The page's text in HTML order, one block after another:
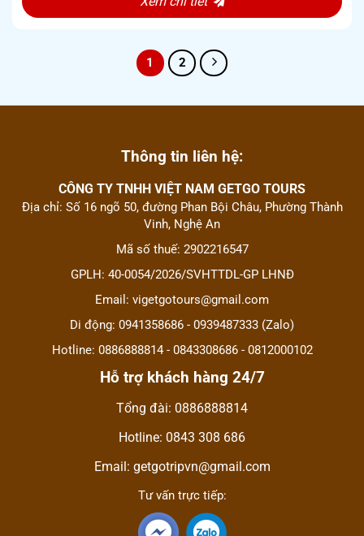
1 2
Thông tin liên hệ:
CÔNG TY TNHH VIỆT NAM GETGO TOURS
Địa chỉ: Số 16 ngõ 50, đường Phan Bội Châu, Phường Thành
Vinh, Nghệ An
Mã số thuế: 2902216547
GPLH: 40-0054/2026/SVHTTDL-GP LHNĐ
Email: vigetgotours@gmail.com
Di động: 0941358686 - 0939487333 (Zalo)
Hotline: 0886888814 - 0843308686 - 0812000102
Hỗ trợ khách hàng 24/7
Tổng đài: 0886888814
Hotline: 0843 308 686
Email: getgotripvn@gmail.com
Tư vấn trực tiếp: